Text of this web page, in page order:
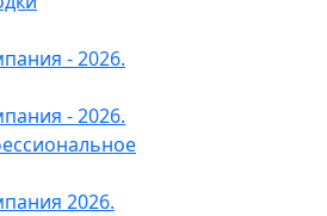
- 2026.
- 2026.
2026.